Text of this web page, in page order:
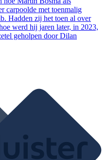
carpoolde met toenmalig
Hadden zij het toen al over
werd hij jaren later, in 2023,
geholpen door Dilan